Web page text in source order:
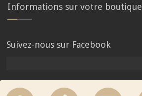
Informations sur votre boutique
Suivez-nous sur Facebook